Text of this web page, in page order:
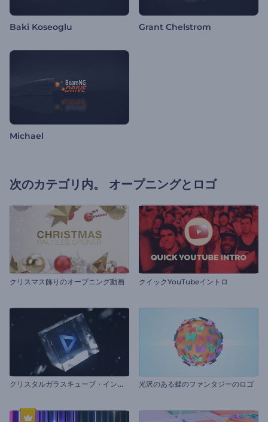
Baki Koseoglu Grant Chelstrom
Michael
次のカテゴリ内。 オープニングとロゴ
クリスマス飾りのオープニング動画 クイックYouTubeイントロ
ク
リスタルガラスキューブ・イントロ 光沢のある蝶のファンタジーのロゴ